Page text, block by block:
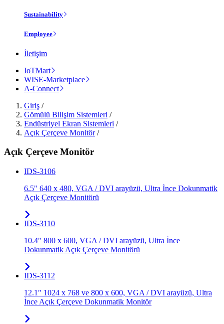
Sustainability
Employee
İletişim
IoTMart
WISE-Marketplace
A-Connect
Giriş /
Gömülü Bilişim Sistemleri /
Endüstriyel Ekran Sistemleri /
Açık Çerçeve Monitör/
Açık Çerçeve Monitör
IDS-3106
6.5" 640 x 480, VGA / DVI arayüzü, Ultra İnce Dokunmatik
Açık Çerçeve Monitörü
IDS-3110
10.4" 800 x 600, VGA / DVI arayüzü, Ultra İnce
Dokunmatik Açık Çerçeve Monitörü
IDS-3112
12.1" 1024 x 768 ve 800 x 600, VGA / DVI arayüzü, Ultra
İnce Açık Çerçeve Dokunmatik Monitör